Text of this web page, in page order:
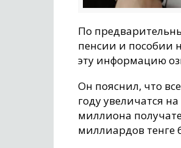
По
пенсии и пособии
эту информацию
Он пояснил, что
году увеличатся
миллиона
миллиардов тенге